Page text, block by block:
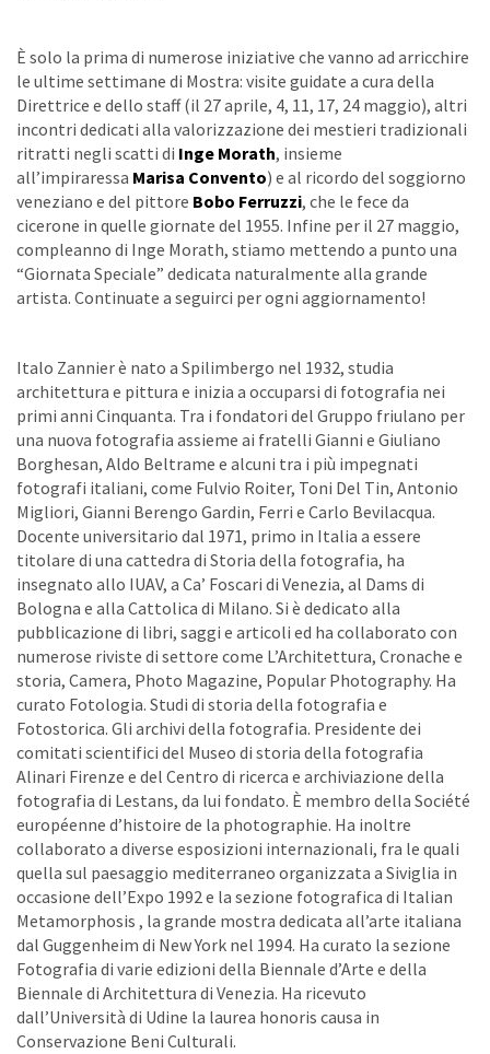
È solo la prima di numerose iniziative che vanno ad arricchire
le ultime settimane di Mostra: visite guidate a cura della
Direttrice e dello staff (il 27 aprile, 4, 11, 17, 24 maggio), altri
incontri dedicati alla valorizzazione dei mestieri tradizionali
ritratti negli scatti di Inge Morath, insieme
all’impiraressa Marisa Convento) e al ricordo del soggiorno
veneziano e del pittore Bobo Ferruzzi, che le fece da
cicerone in quelle giornate del 1955. Infine per il 27 maggio,
compleanno di Inge Morath, stiamo mettendo a punto una
“Giornata Speciale” dedicata naturalmente alla grande
artista. Continuate a seguirci per ogni aggiornamento!
Italo Zannier è nato a Spilimbergo nel 1932, studia
architettura e pittura e inizia a occuparsi di fotografia nei
primi anni Cinquanta. Tra i fondatori del Gruppo friulano per
una nuova fotografia assieme ai fratelli Gianni e Giuliano
Borghesan, Aldo Beltrame e alcuni tra i più impegnati
fotografi italiani, come Fulvio Roiter, Toni Del Tin, Antonio
Migliori, Gianni Berengo Gardin, Ferri e Carlo Bevilacqua.
Docente universitario dal 1971, primo in Italia a essere
titolare di una cattedra di Storia della fotografia, ha
insegnato allo IUAV, a Ca’ Foscari di Venezia, al Dams di
Bologna e alla Cattolica di Milano. Si è dedicato alla
pubblicazione di libri, saggi e articoli ed ha collaborato con
numerose riviste di settore come L’Architettura, Cronache e
storia, Camera, Photo Magazine, Popular Photography. Ha
curato Fotologia. Studi di storia della fotografia e
Fotostorica. Gli archivi della fotografia. Presidente dei
comitati scientifici del Museo di storia della fotografia
Alinari Firenze e del Centro di ricerca e archiviazione della
fotografia di Lestans, da lui fondato. È membro della Société
européenne d’histoire de la photographie. Ha inoltre
collaborato a diverse esposizioni internazionali, fra le quali
quella sul paesaggio mediterraneo organizzata a Siviglia in
occasione dell’Expo 1992 e la sezione fotografica di Italian
Metamorphosis , la grande mostra dedicata all’arte italiana
dal Guggenheim di New York nel 1994. Ha curato la sezione
Fotografia di varie edizioni della Biennale d’Arte e della
Biennale di Architettura di Venezia. Ha ricevuto
dall’Università di Udine la laurea honoris causa in
Conservazione Beni Culturali.